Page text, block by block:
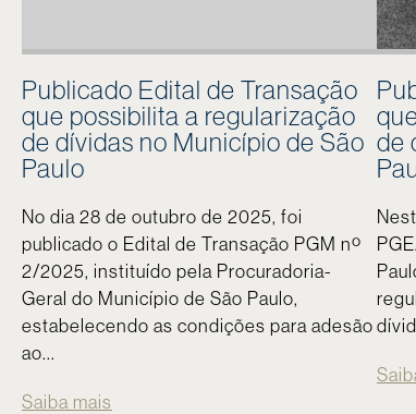
Publicado Edital de Transação
que possibilita a regularização
de dívidas no Município de São
Paulo
No dia 28 de outubro de 2025, foi
publicado o Edital de Transação PGM nº
2/2025, instituído pela Procuradoria-
Geral do Município de São Paulo,
estabelecendo as condições para adesão
ao...
Saiba mais
de